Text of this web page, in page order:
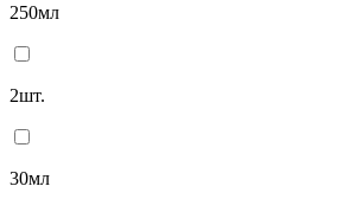
250мл
2шт.
30мл